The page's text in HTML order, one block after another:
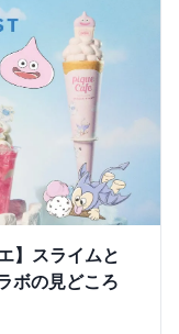
】スライムと
ボの見どころ